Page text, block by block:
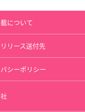
について
リース送付先
シーポリシー